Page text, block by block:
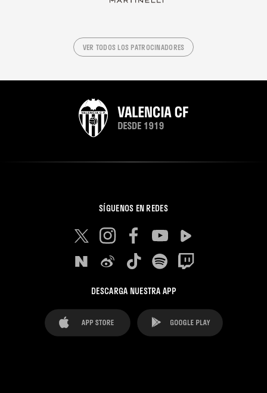
VER TODOS LOS PATROCINADORES
SÍGUENOS EN REDES
DESCARGA NUESTRA APP